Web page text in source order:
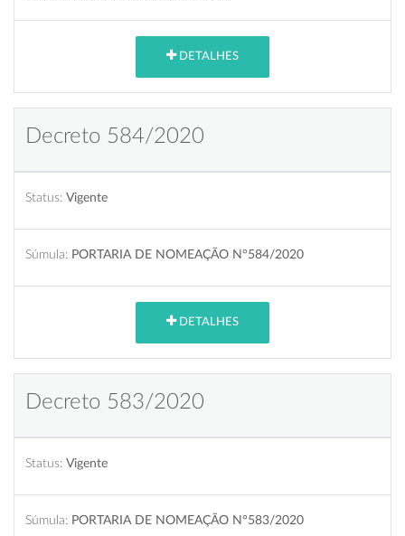
DETALHES
Decreto 584/2020
Status: Vigente
Súmula: PORTARIA DE NOMEAÇÃO N°584/2020
DETALHES
Decreto 583/2020
Status: Vigente
Súmula: PORTARIA DE NOMEAÇÃO N°583/2020